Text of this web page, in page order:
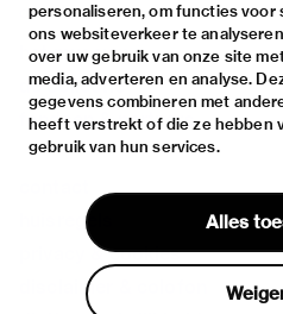
personaliseren, om functies voor
ons websiteverkeer te
over uw gebruik van onze site
media, adverteren en analyse.
gegevens combineren met
heeft verstrekt of die ze hebben
gebruik van hun services.
Alles
over
het museum
de collectie
fondsen & partners
huisregels
privacy & cookies
disclaimer & colofon